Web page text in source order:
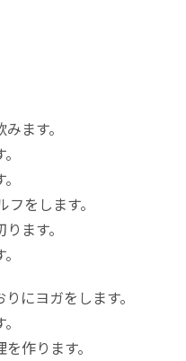
ます。
をします。
ます。
にヨガをします。
作ります。